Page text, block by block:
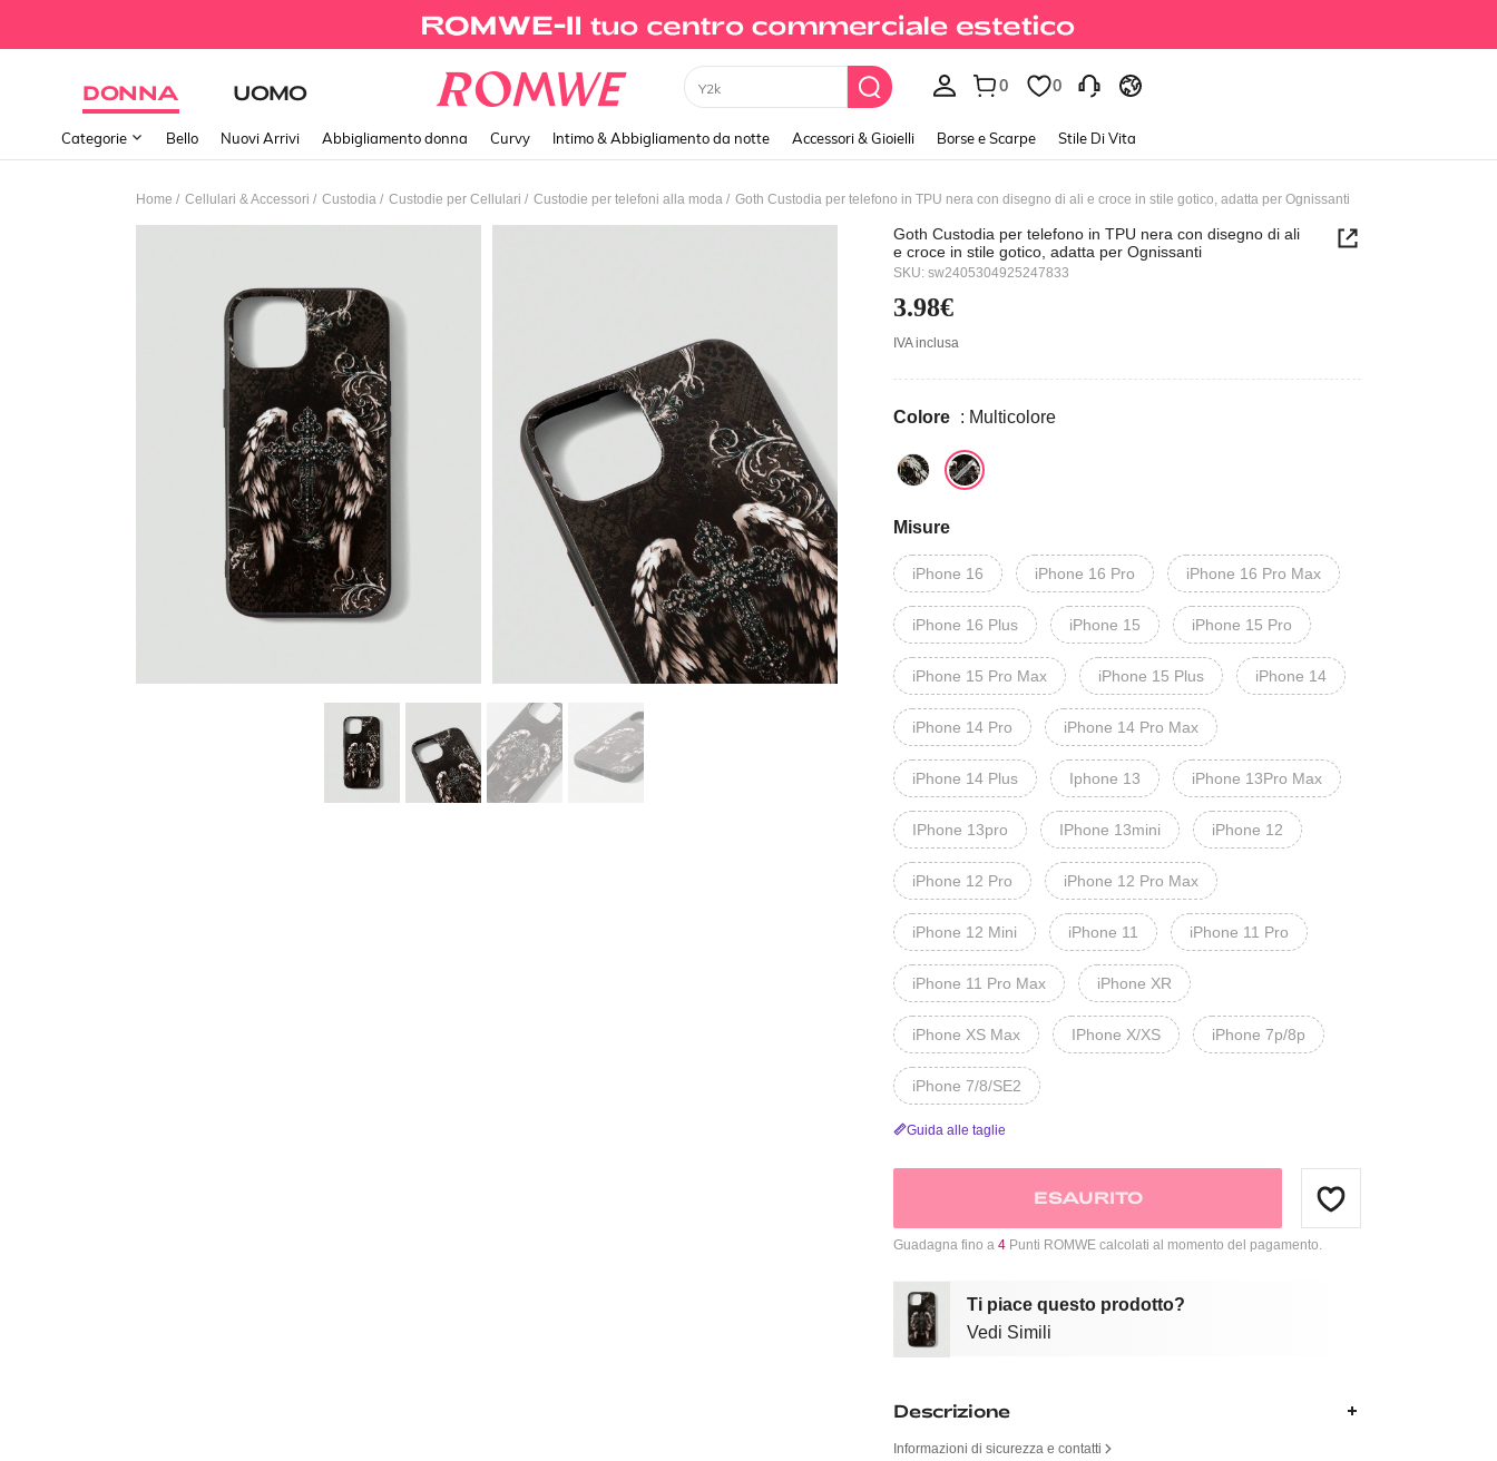
DONNA UOMO Y2k 0 0
Categorie Bello Nuovi Arrivi Abbigliamento donna Curvy Intimo & Abbigliamento da notte Accessori & Gioielli Borse e Scarpe Stile Di Vita
Home / Cellulari & Accessori / Custodia / Custodie per Cellulari / Custodie per telefoni alla moda / Goth Custodia per telefono in TPU nera con disegno di ali e croce in stile gotico, adatta per Ognissanti
Goth Custodia per telefono in TPU nera con disegno di ali
e croce in stile gotico, adatta per Ognissanti
SKU: sw2405304925247833
3.98€
IVA inclusa
Colore : Multicolore
Misure
iPhone 16 iPhone 16 Pro iPhone 16 Pro Max
iPhone 16 Plus iPhone 15 iPhone 15 Pro
iPhone 15 Pro Max iPhone 15 Plus iPhone 14
iPhone 14 Pro iPhone 14 Pro Max
iPhone 14 Plus Iphone 13 iPhone 13Pro Max
IPhone 13pro IPhone 13mini iPhone 12
iPhone 12 Pro iPhone 12 Pro Max
iPhone 12 Mini iPhone 11 iPhone 11 Pro
iPhone 11 Pro Max iPhone XR
iPhone XS Max IPhone X/XS iPhone 7p/8p
iPhone 7/8/SE2
Guida alle taglie
ESAURITO
Guadagna fino a 4 Punti ROMWE calcolati al momento del pagamento.
Ti piace questo prodotto?
Vedi Simili
Descrizione
Informazioni di sicurezza e contatti